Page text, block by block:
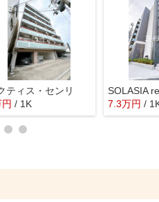
ティス・センリ
円 / 1K 7.3万円 /